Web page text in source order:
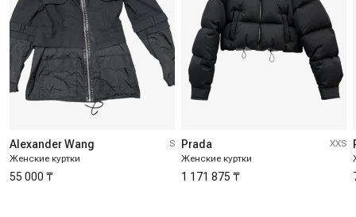
Alexander Wang
Женские куртки
S
55 000 ₸
Prada
Женские куртки
XXS
1 171 875 ₸